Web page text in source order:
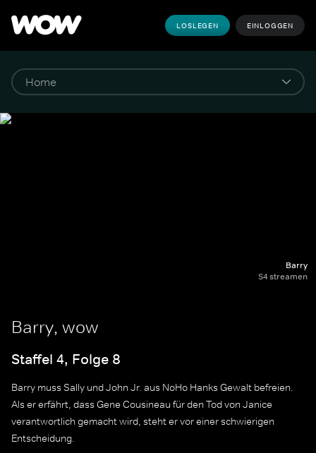
LOSLEGEN EINLOGGEN
Barry
S4 streamen
Barry, wow
Staffel 4, Folge 8
Barry muss Sally und John Jr. aus NoHo Hanks Gewalt befreien.
Als er erfährt, dass Gene Cousineau für den Tod von Janice
verantwortlich gemacht wird, steht er vor einer schwierigen
Entscheidung.